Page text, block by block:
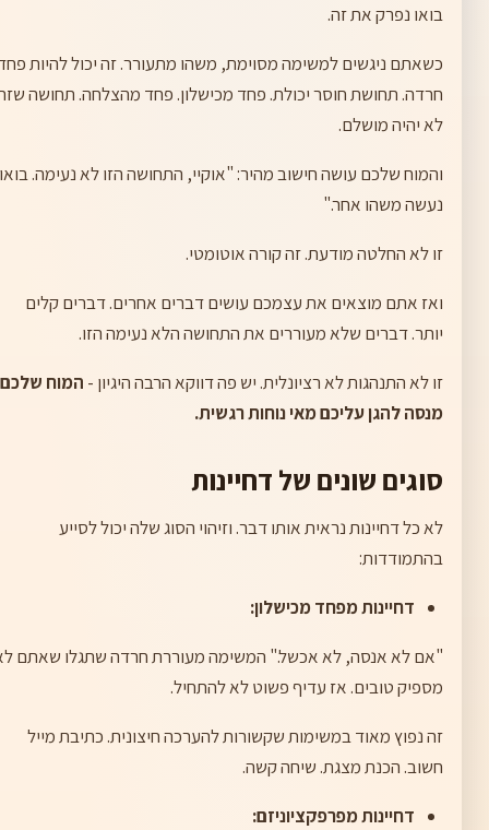
בואו נפרק את זה.
כשאתם ניגשים למשימה מסוימת, משהו מתעורר. זה יכול להיות
חרדה. תחושת חוסר יכולת. פחד מכישלון. פחד מהצלחה. תחושה
לא יהיה מושלם.
והמוח שלכם עושה חישוב מהיר: "אוקיי, התחושה הזו לא נעימה.
נעשה משהו אחר."
זו לא החלטה מודעת. זה קורה אוטומטי.
ואז אתם מוצאים את עצמכם עושים דברים אחרים. דברים קלים
יותר. דברים שלא מעוררים את התחושה הלא נעימה הזו.
זו לא התנהגות לא רציונלית. יש פה דווקא הרבה היגיון - המוח שלכם
מנסה להגן עליכם מאי נוחות רגשית.
סוגים שונים של דחיינות
לא כל דחיינות נראית אותו דבר. וזיהוי הסוג שלה יכול לסייע
בהתמודדות:
דחיינות מפחד מכישלון:
"אם לא אנסה, לא אכשל." המשימה מעוררת חרדה שתגלו שאתם
מספיק טובים. אז עדיף פשוט לא להתחיל.
זה נפוץ מאוד במשימות שקשורות להערכה חיצונית. כתיבת מייל
חשוב. הכנת מצגת. שיחה קשה.
דחיינות מפרפקציוניזם: